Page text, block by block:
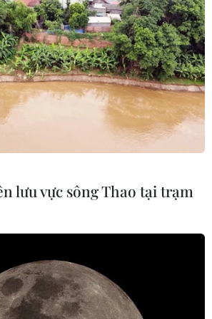
ĐT: Thi lại không
nhiệm của thí
hơn 50% đầu mối
lập
trên cơ sở kết quả
lưu vực sông Thao tại trạm